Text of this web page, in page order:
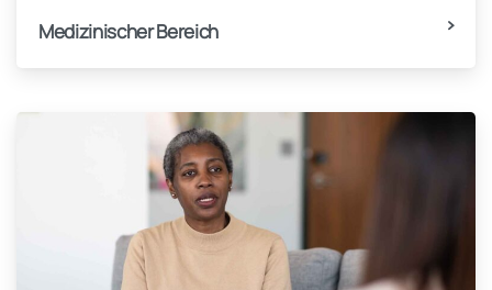
Medizinischer Bereich